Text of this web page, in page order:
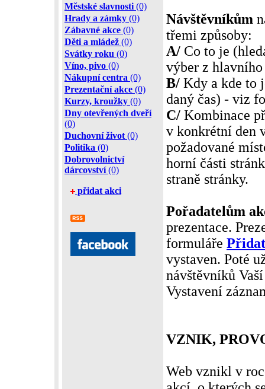
Městské slavnosti (0)
Hrady a zámky (0)
Zábavné akce (0)
Děti a mládež (0)
Svátky roku (0)
Víno, pivo (0)
Nákupní centra (0)
Prezentační akce (0)
Kurzy, kroužky (0)
Dny otevřených dveří
(0)
Duchovní život (0)
Politika (0)
Dobrovolnictví
dárcovství(0)
přidat akci
Návštěvníkům
třemi způsoby:
A/ Co to je
výber z hlavního
B/ Kdy a kde to
daný čas) - viz
C/ Kombinace
v konkrétní den
požadované
horní části
straně stránky.
Pořadatelům
prezentace.
formuláře
vystaven. Poté
návštěvníků
Vystavení
VZNIK,
Web vznikl v